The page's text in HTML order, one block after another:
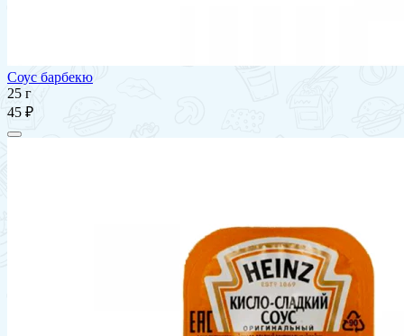
Соус барбекю
25 г
45 ₽